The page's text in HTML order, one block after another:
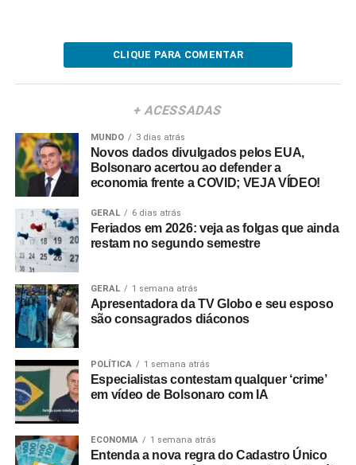
CLIQUE PARA COMENTAR
+ ACESSADAS
MUNDO 3 dias atrás
Novos dados divulgados pelos EUA,
Bolsonaro acertou ao defender a
economia frente a COVID; VEJA VÍDEO!
GERAL 6 dias atrás
Feriados em 2026: veja as folgas que ainda
restam no segundo semestre
GERAL 1 semana atrás
Apresentadora da TV Globo e seu esposo
são consagrados diáconos
POLÍTICA 1 semana atrás
Especialistas contestam qualquer ‘crime’
em vídeo de Bolsonaro com IA
ECONOMIA 1 semana atrás
Entenda a nova regra do Cadastro Único